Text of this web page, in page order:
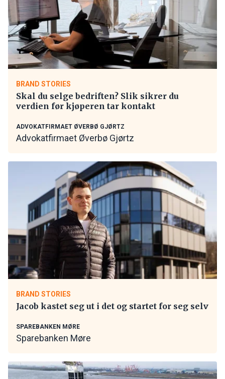
BRAND STORIES
Skal du selge bedriften? Slik sikrer du
verdien før kjøperen tar kontakt
ADVOKATFIRMAET ØVERBØ GJØRTZ
Advokatfirmaet Øverbø Gjørtz
BRAND STORIES
Jacob kastet seg ut i det og startet for seg selv
SPAREBANKEN MØRE
Sparebanken Møre